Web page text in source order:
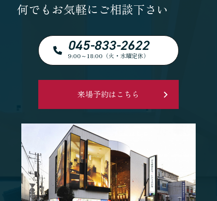
何でもお気軽にご相談下さい
045-833-2622
9:00～18:00（火・水曜定休）
来場予約はこちら